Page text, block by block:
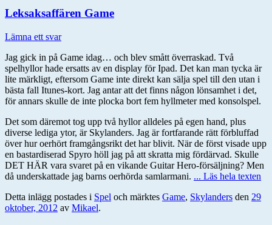
Leksaksaffären Game
Lämna ett svar
Jag gick in på Game idag… och blev smått överraskad. Två
spelhyllor hade ersatts av en display för Ipad. Det kan man tycka är
lite märkligt, eftersom Game inte direkt kan sälja spel till den utan i
bästa fall Itunes-kort. Jag antar att det finns någon lönsamhet i det,
för annars skulle de inte plocka bort fem hyllmeter med konsolspel.
Det som däremot tog upp två hyllor alldeles på egen hand, plus
diverse lediga ytor, är Skylanders. Jag är fortfarande rätt förbluffad
över hur oerhört framgångsrikt det har blivit. När de först visade upp
en bastardiserad Spyro höll jag på att skratta mig fördärvad. Skulle
DET HÄR vara svaret på en vikande Guitar Hero-försäljning? Men
då underskattade jag barns oerhörda samlarmani. ... Läs hela texten
Detta inlägg postades i Spel och märktes Game, Skylanders den 29
oktober, 2012 av Mikael.